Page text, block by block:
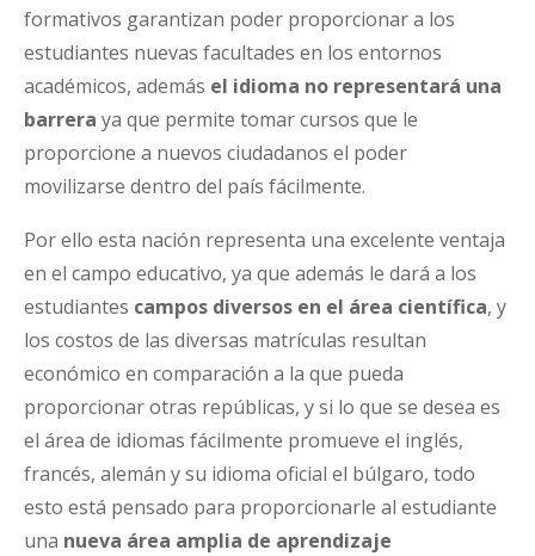
formativos garantizan poder proporcionar a los
estudiantes nuevas facultades en los entornos
académicos, además el idioma no representará una
barrera ya que permite tomar cursos que le
proporcione a nuevos ciudadanos el poder
movilizarse dentro del país fácilmente.
Por ello esta nación representa una excelente ventaja
en el campo educativo, ya que además le dará a los
estudiantes campos diversos en el área científica, y
los costos de las diversas matrículas resultan
económico en comparación a la que pueda
proporcionar otras repúblicas, y si lo que se desea es
el área de idiomas fácilmente promueve el inglés,
francés, alemán y su idioma oficial el búlgaro, todo
esto está pensado para proporcionarle al estudiante
una nueva área amplia de aprendizaje